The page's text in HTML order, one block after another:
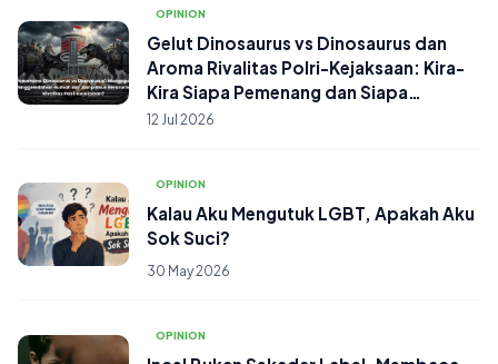
OPINION
Gelut Dinosaurus vs Dinosaurus dan
Aroma Rivalitas Polri-Kejaksaan: Kira-
Kira Siapa Pemenang dan Siapa
Wasitnya?
12 Jul 2026
OPINION
Kalau Aku Mengutuk LGBT, Apakah Aku
Sok Suci?
30 May 2026
OPINION